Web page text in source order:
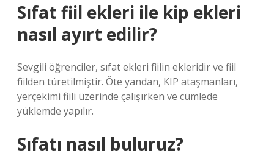
Sıfat fiil ekleri ile kip ekleri
nasıl ayırt edilir?
Sevgili öğrenciler, sıfat ekleri fiilin ekleridir ve fiil
fiilden türetilmiştir. Öte yandan, KIP ataşmanları,
yerçekimi fiili üzerinde çalışırken ve cümlede
yüklemde yapılır.
Sıfatı nasıl buluruz?